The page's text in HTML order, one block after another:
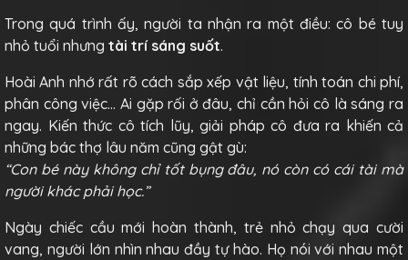
Trong quá trình ấy, người ta nhận ra một điều: cô bé tuy
nhỏ tuổi nhưng tài trí sáng suốt.
Hoài Anh nhớ rất rõ cách sắp xếp vật liệu, tính toán chi phí,
phân công việc… Ai gặp rối ở đâu, chỉ cần hỏi cô là sáng ra
ngay. Kiến thức cô tích lũy, giải pháp cô đưa ra khiến cả
những bác thợ lâu năm cũng gật gù:
“Con bé này không chỉ tốt bụng đâu, nó còn có cái tài mà
người khác phải học.”
Ngày chiếc cầu mới hoàn thành, trẻ nhỏ chạy qua cười
vang, người lớn nhìn nhau đầy tự hào. Họ nói với nhau một